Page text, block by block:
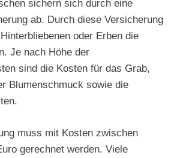
sichern sich durch eine
ab. Durch diese Versicherung
oder Erben die
Je nach Höhe der
sind die Kosten für das Grab,
Blumenschmuck sowie die
muss mit Kosten zwischen
gerechnet werden. Viele